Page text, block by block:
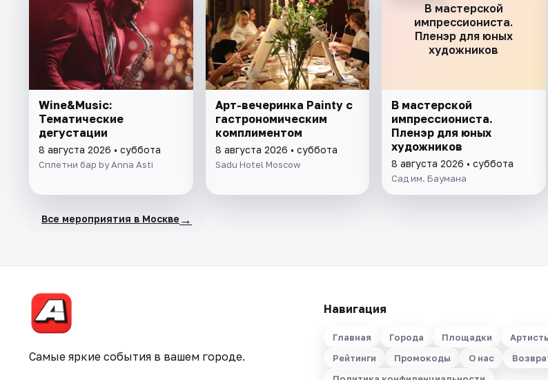
Wine&Music:
Тематические
дегустации
8 августа 2026 • суббота
Сплетни бар by Anna Asti
Арт-вечеринка Painty с
гастрономическим
комплиментом
8 августа 2026 • суббота
Sadu Hotel Moscow
В мастерской
импрессиониста.
Пленэр для юных
художников
В мастерской
импрессиониста.
Пленэр для юных
художников
8 августа 2026 • суббота
Сад им. Баумана
Все мероприятия в Москве →
Самые яркие события в вашем городе.
Навигация
Главная Города Площадки
Рейтинги
Промокоды О нас